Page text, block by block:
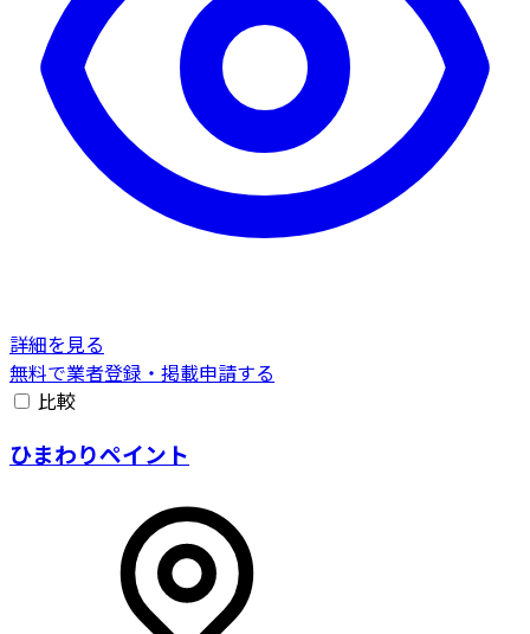
詳細を見る
無料で業者登録・掲載申請する
比較
ひまわりペイント